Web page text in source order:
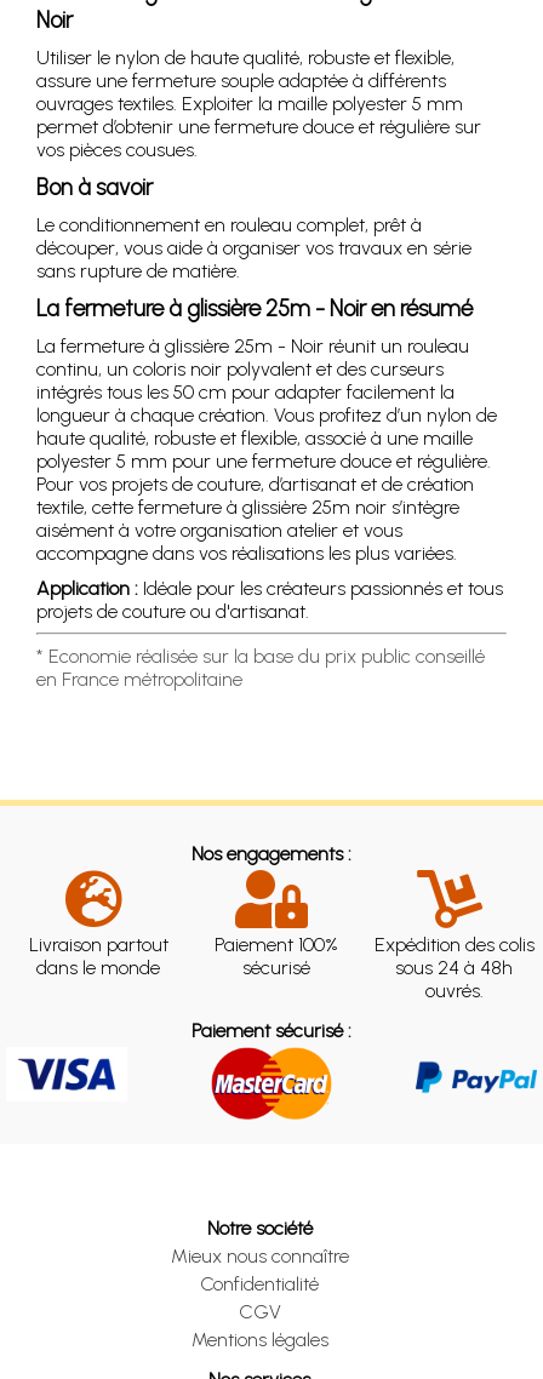
Noir
Utiliser le nylon de haute qualité, robuste et flexible,
assure une fermeture souple adaptée à différents
ouvrages textiles. Exploiter la maille polyester 5 mm
permet d’obtenir une fermeture douce et régulière sur
vos pièces cousues.
Bon à savoir
Le conditionnement en rouleau complet, prêt à
découper, vous aide à organiser vos travaux en série
sans rupture de matière.
La fermeture à glissière 25m - Noir en résumé
La fermeture à glissière 25m - Noir réunit un rouleau
continu, un coloris noir polyvalent et des curseurs
intégrés tous les 50 cm pour adapter facilement la
longueur à chaque création. Vous profitez d’un nylon de
haute qualité, robuste et flexible, associé à une maille
polyester 5 mm pour une fermeture douce et régulière.
Pour vos projets de couture, d’artisanat et de création
textile, cette fermeture à glissière 25m noir s’intègre
aisément à votre organisation atelier et vous
accompagne dans vos réalisations les plus variées.
Application : Idéale pour les créateurs passionnés et tous
projets de couture ou d'artisanat.
* Economie réalisée sur la base du prix public conseillé
en France métropolitaine
Nos engagements :
Livraison partout
dans le monde
Paiement 100%
sécurisé
Expédition des colis
sous 24 à 48h
ouvrés.
Paiement sécurisé :
Notre société
Mieux nous connaître
Confidentialité
CGV
Mentions légales